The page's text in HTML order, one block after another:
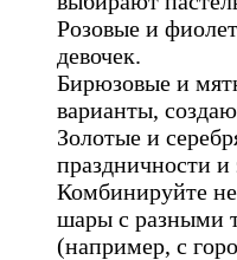
Розовые и
девочек.
Бирюзовые и
варианты,
Золотые и
праздничности и
Комбинируйте
шары с разными
(например, с